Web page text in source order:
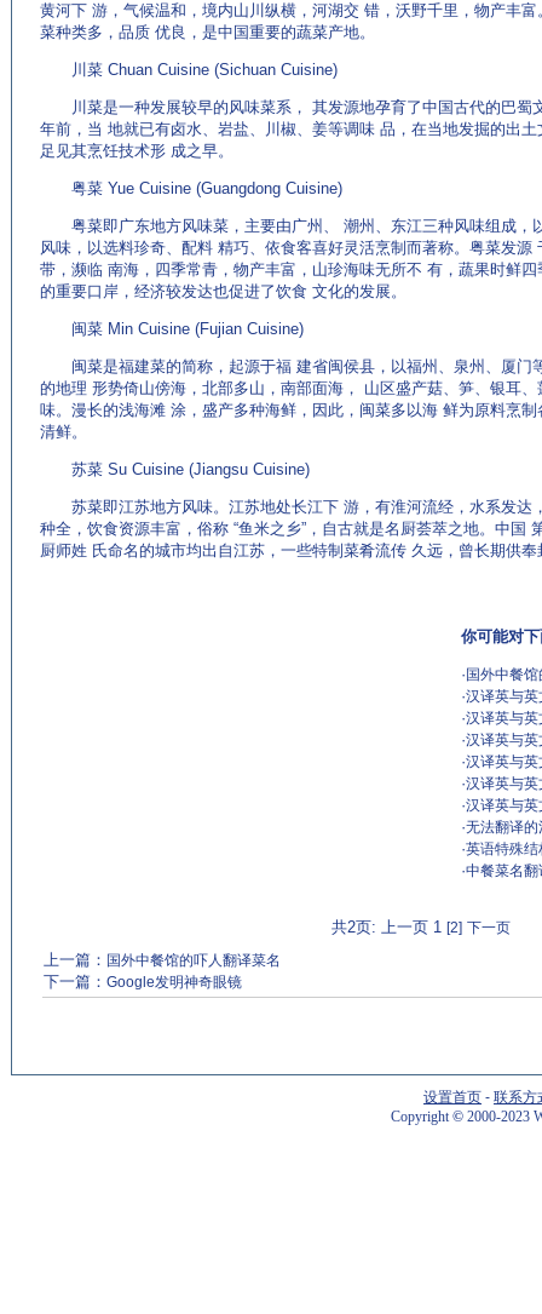
黄河下 游，气候温和，境内山川纵横，河湖交 错，沃野千里，物产丰
菜种类多，品质 优良，是中国重要的蔬菜产地。
川菜 Chuan Cuisine (Sichuan Cuisine)
川菜是一种发展较早的风味菜系， 其发源地孕育了中国古代的巴蜀
年前，当 地就已有卤水、岩盐、川椒、姜等调味 品，在当地发掘的出
足见其烹饪技术形 成之早。
粤菜 Yue Cuisine (Guangdong Cuisine)
粤菜即广东地方风味菜，主要由广州、 潮州、东江三种风味组成，
风味，以选料珍奇、配料 精巧、依食客喜好灵活烹制而著称。粤菜发源
带，濒临 南海，四季常青，物产丰富，山珍海味无所不 有，蔬果时鲜
的重要口岸，经济较发达也促进了饮食 文化的发展。
闽菜 Min Cuisine (Fujian Cuisine)
闽菜是福建菜的简称，起源于福 建省闽侯县，以福州、泉州、厦门
的地理 形势倚山傍海，北部多山，南部面海， 山区盛产菇、笋、银耳
味。漫长的浅海滩 涂，盛产多种海鲜，因此，闽菜多以海 鲜为原料烹
清鲜。
苏菜 Su Cuisine (Jiangsu Cuisine)
苏菜即江苏地方风味。江苏地处长江下 游，有淮河流经，水系发达
种全，饮食资源丰富，俗称 “鱼米之乡”，自古就是名厨荟萃之地。中国
厨师姓 氏命名的城市均出自江苏，一些特制菜肴流传 久远，曾长期供
你可能对
· 国外中餐
·汉译英与
·汉译英与
·汉译英与
·汉译英与
·汉译英与
·汉译英与
·无法翻译的
·英语特殊
·中餐菜名
共2页: 上一页 1 [2] 下一页
上一篇： 国外中餐馆的吓人翻译菜名
下一篇： Google发明神奇眼镜
设置首页 - 联系方
Copyright©2000-2023